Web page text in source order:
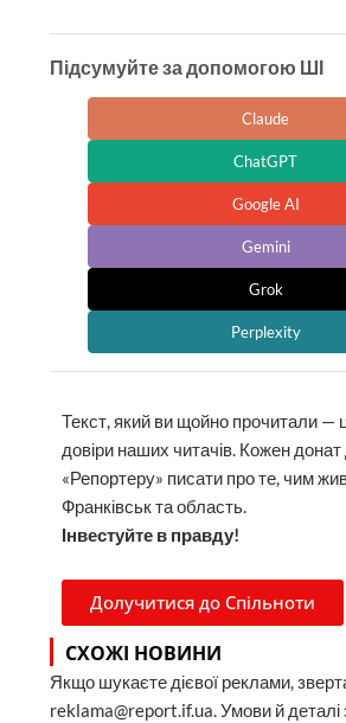
Підсумуйте за допомогою ШІ
Claude
ChatGPT
Google AI
Gemini
Grok
Perplexity
Текст, який ви щойно прочитали —
довіри наших читачів. Кожен
«Репортеру» писати про те, чим
Франківськ та область.
Інвестуйте в правду!
Долучитися до Спільноти
СХОЖІ НОВИНИ
Якщо шукаєте дієвої реклами,
reklama@report.if.ua. Умови й